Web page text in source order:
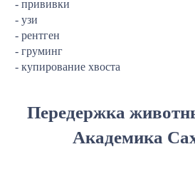
- прививки
- узи
- рентген
- груминг
- купирование хвоста
Передержка
Академика